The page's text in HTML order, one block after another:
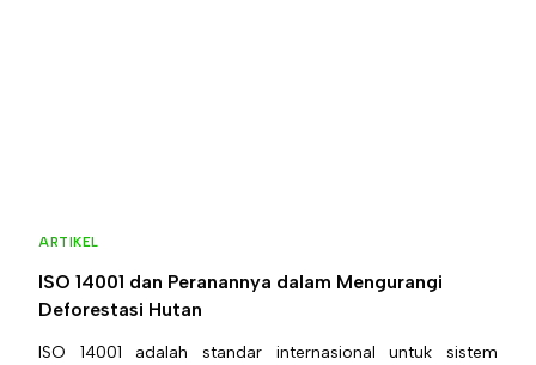
ARTIKEL
ISO 14001 dan Peranannya dalam Mengurangi
Deforestasi Hutan
ISO 14001 adalah standar internasional untuk sistem